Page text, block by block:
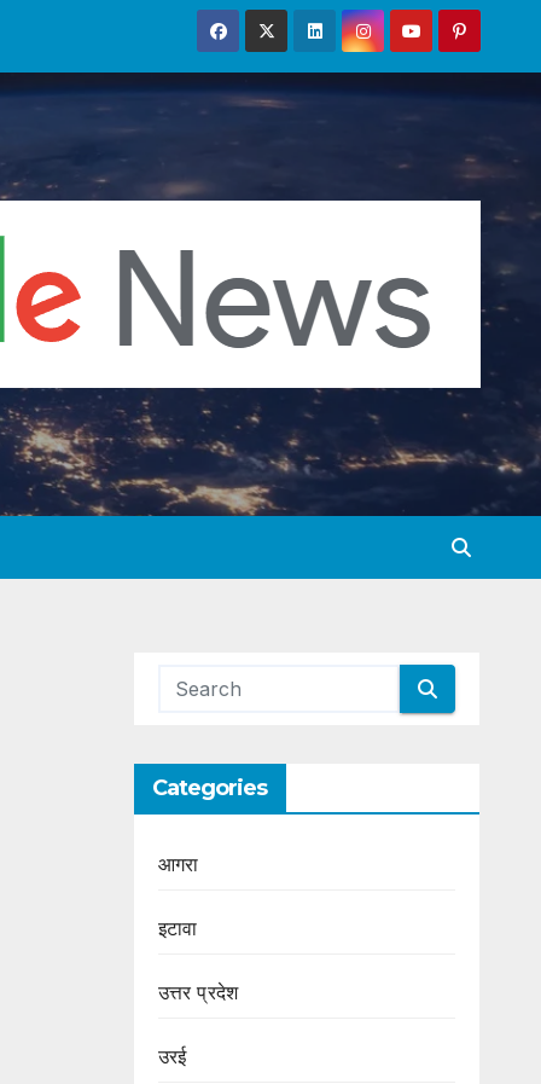
Categories
आगरा
इटावा
उत्तर प्रदेश
उरई